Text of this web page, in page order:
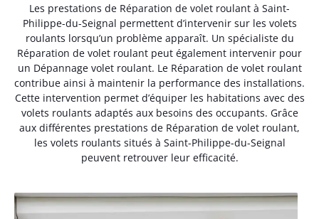
Les prestations de Réparation de volet roulant à Saint-
Philippe-du-Seignal permettent d’intervenir sur les volets
roulants lorsqu’un problème apparaît. Un spécialiste du
Réparation de volet roulant peut également intervenir pour
un Dépannage volet roulant. Le Réparation de volet roulant
contribue ainsi à maintenir la performance des installations.
Cette intervention permet d’équiper les habitations avec des
volets roulants adaptés aux besoins des occupants. Grâce
aux différentes prestations de Réparation de volet roulant,
les volets roulants situés à Saint-Philippe-du-Seignal
peuvent retrouver leur efficacité.